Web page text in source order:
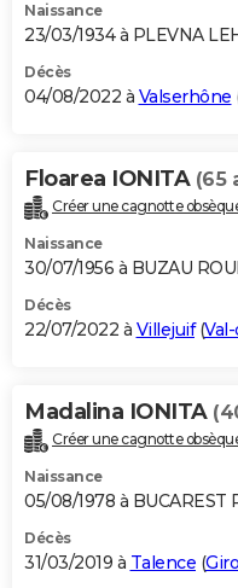
Naissance
23/03/1934 à PLEVNA
Décès
04/08/2022 à Valserhône
Floarea IONITA (65
Créer une cagnotte
Naissance
30/07/1956 à BUZAU
Décès
22/07/2022 à Villejuif(
Madalina IONITA
Créer une cagnotte
Naissance
05/08/1978 à BUCAREST
Décès
31/03/2019 à Talence (